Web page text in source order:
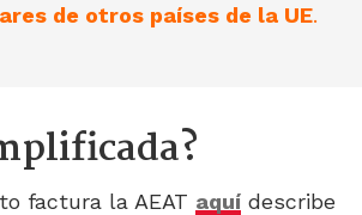
de otros países de la UE.
factura la AEAT aquí describe